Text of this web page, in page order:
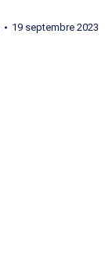
19 septembre 2023